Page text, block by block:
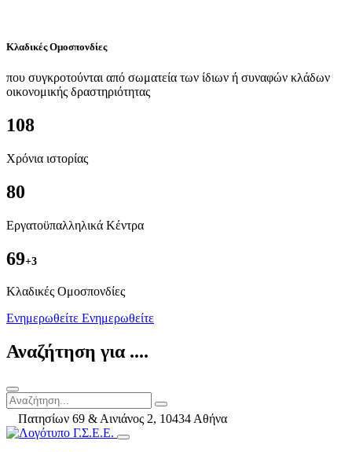
Κλαδικές Ομοσπονδίες
που συγκροτούνται από σωματεία των ίδιων ή συναφών κλάδων
οικονομικής δραστηριότητας
108
Χρόνια ιστορίας
80
Εργατοϋπαλληλικά Κέντρα
69+3
Kλαδικές Ομοσπονδίες
Ενημερωθείτε Ενημερωθείτε
Αναζήτηση για ....
Πατησίων 69 & Αινιάνος 2, 10434 Αθήνα